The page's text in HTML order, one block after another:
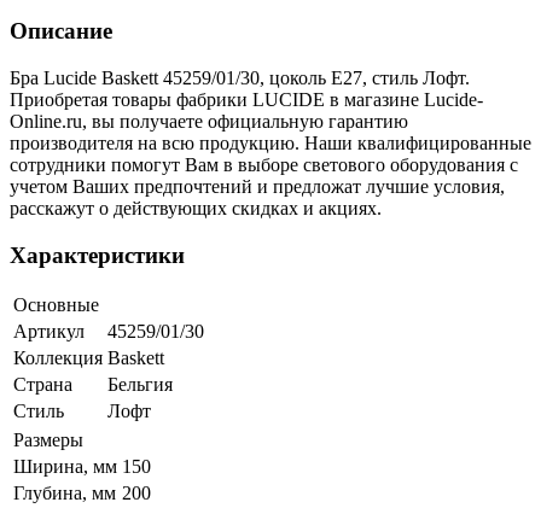
Описание
Бра Lucide Baskett 45259/01/30, цоколь E27, стиль Лофт.
Приобретая товары фабрики LUCIDE в магазине Lucide-
Online.ru, вы получаете официальную гарантию
производителя на всю продукцию. Наши квалифицированные
сотрудники помогут Вам в выборе светового оборудования с
учетом Ваших предпочтений и предложат лучшие условия,
расскажут о действующих скидках и акциях.
Характеристики
Основные
Артикул
45259/01/30
Коллекция Baskett
Страна
Бельгия
Стиль
Лофт
Размеры
Ширина, мм 150
Глубина, мм 200